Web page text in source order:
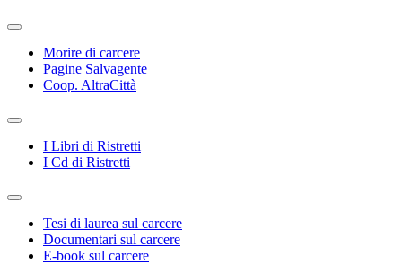
Morire di carcere
Pagine Salvagente
Coop. AltraCittà
I Libri di Ristretti
I Cd di Ristretti
Tesi di laurea sul carcere
Documentari sul carcere
E-book sul carcere